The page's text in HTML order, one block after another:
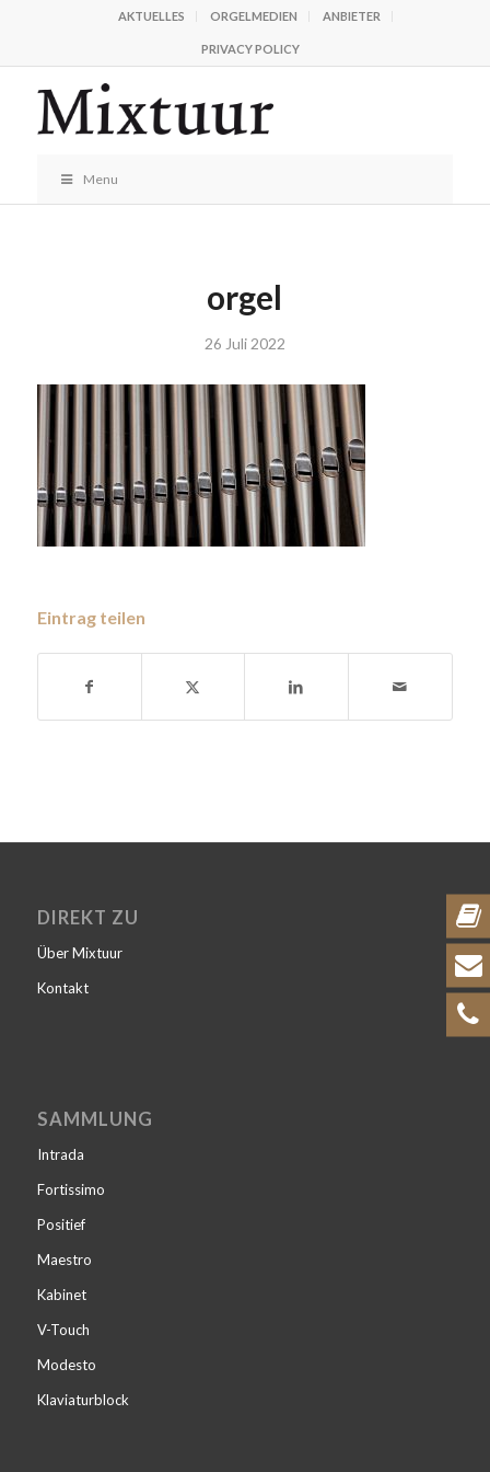
AKTUELLES ORGELMEDIEN ANBIETER
PRIVACY POLICY
Menu
orgel
26 Juli 2022
Eintrag teilen
DIREKT ZU
Über Mixtuur
Kontakt
SAMMLUNG
Intrada
Fortissimo
Positief
Maestro
Kabinet
V-Touch
Modesto
Klaviaturblock